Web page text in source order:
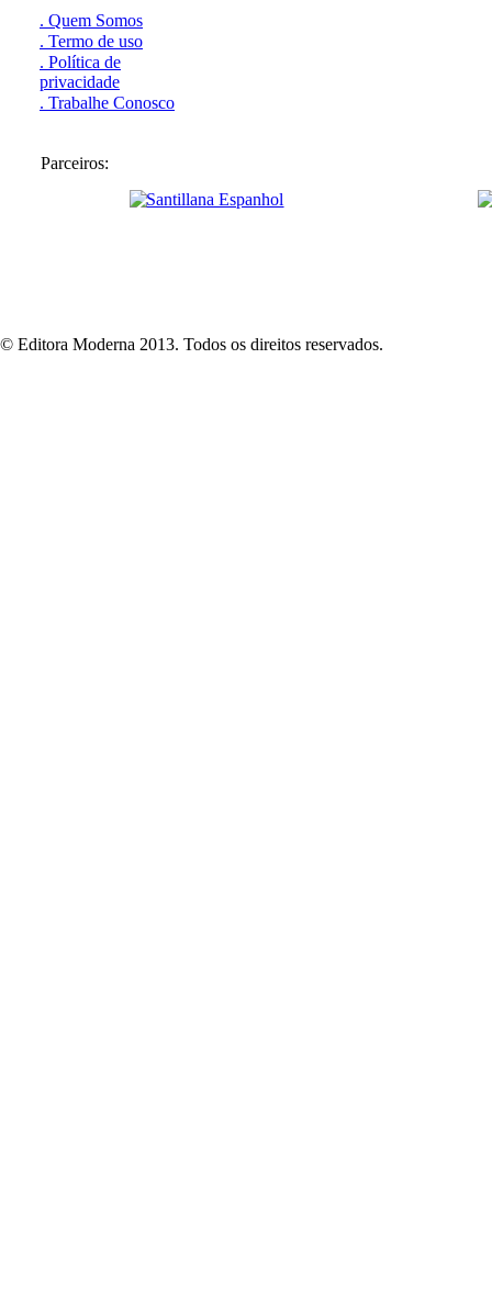
. Quem Somos
. Termo de uso
. Política de
privacidade
. Trabalhe Conosco
Parceiros:
© Editora Moderna 2013. Todos os direitos reservados.